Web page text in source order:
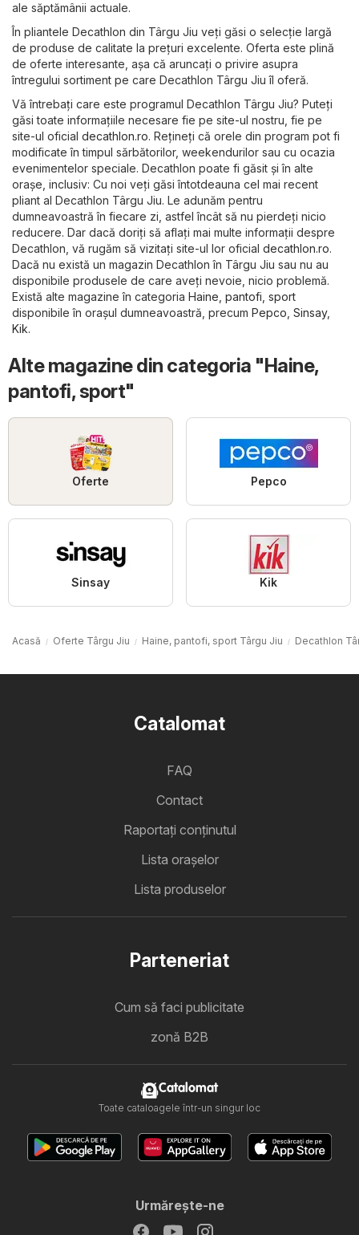
ale săptămânii actuale.
În pliantele Decathlon din Târgu Jiu veți găsi o selecție largă
de produse de calitate la prețuri excelente. Oferta este plină
de oferte interesante, așa că aruncați o privire asupra
întregului sortiment pe care Decathlon Târgu Jiu îl oferă.
Vă întrebați care este programul Decathlon Târgu Jiu? Puteți
găsi toate informațiile necesare fie pe site-ul nostru, fie pe
site-ul oficial decathlon.ro. Rețineți că orele din program pot fi
modificate în timpul sărbătorilor, weekendurilor sau cu ocazia
evenimentelor speciale. Decathlon poate fi găsit și în alte
orașe, inclusiv: Cu noi veți găsi întotdeauna cel mai recent
pliant al Decathlon Târgu Jiu. Le adunăm pentru
dumneavoastră în fiecare zi, astfel încât să nu pierdeți nicio
reducere. Dar dacă doriți să aflați mai multe informații despre
Decathlon, vă rugăm să vizitați site-ul lor oficial decathlon.ro.
Dacă nu există un magazin Decathlon în Târgu Jiu sau nu au
disponibile produsele de care aveți nevoie, nicio problemă.
Există alte magazine în categoria Haine, pantofi, sport
disponibile în orașul dumneavoastră, precum Pepco, Sinsay,
Kik.
Alte magazine din categoria "Haine,
pantofi, sport"
Oferte Pepco
Sinsay Kik
Acasă Oferte Târgu Jiu Haine, pantofi, sport Târgu Jiu Decathlon
Catalomat
FAQ
Contact
Raportați conținutul
Lista oraşelor
Lista produselor
Parteneriat
Cum să faci publicitate
zonă B2B
Catalomat
Toate cataloagele într-un singur loc
Urmăreşte-ne